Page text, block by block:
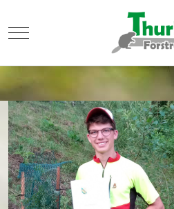
Mobile Menu Toggle